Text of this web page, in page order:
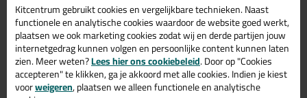
Deze professionele montage tape is geschikt voor zware
afschuif-, afpel- of trekbelasting
Goede opvang van krimp en rek in de gemaakte
verbindingen, ook bij verbinding tussen verschillende
materialen
Geschikt voor binnen en buiten toepassingen door de hoge
mate UV-, vocht- en verouderingsbestendig.
Kitcentrum gebruikt cookies en vergelijkbare technieken. Naast
functionele en analytische cookies waardoor de website goed werkt,
plaatsen we ook marketing cookies zodat wij en derde partijen jouw
internetgedrag kunnen volgen en persoonlijke content kunnen laten
zien. Meer weten?Lees hier ons cookiebeleid. Door op "Cookies
accepteren" te klikken, ga je akkoord met alle cookies. Indien je kiest
voorweigeren, plaatsen we alleen functionele en analytische